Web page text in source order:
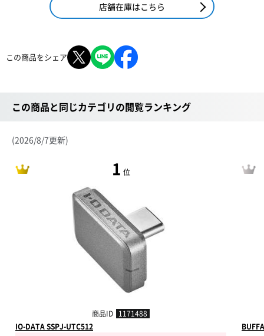
店舗在庫はこちら
この商品をシェア
この商品と同じカテゴリの閲覧ランキング
(2026/8/7更新)
1 位
商品ID 1171488
IO-DATA SSPJ-UTC512